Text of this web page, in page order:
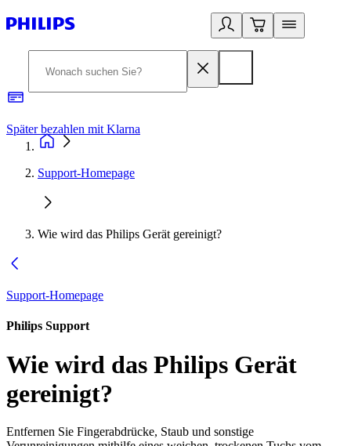
Später bezahlen mit Klarna
Support-Homepage
Wie wird das Philips Gerät gereinigt?
Support-Homepage
Philips Support
Wie wird das Philips Gerät
gereinigt?
Entfernen Sie Fingerabdrücke, Staub und sonstige